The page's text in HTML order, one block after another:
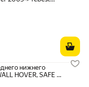
нижнего
HOVER, SAFE /